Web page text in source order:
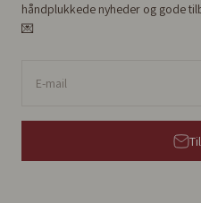
håndplukkede nyheder og gode
💌
E-mail